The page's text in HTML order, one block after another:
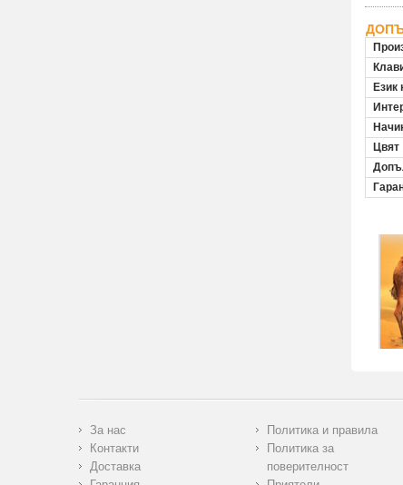
Език
Цвят
За нас
Контакти
Доставка
Политика и правила
Политика за
поверителност